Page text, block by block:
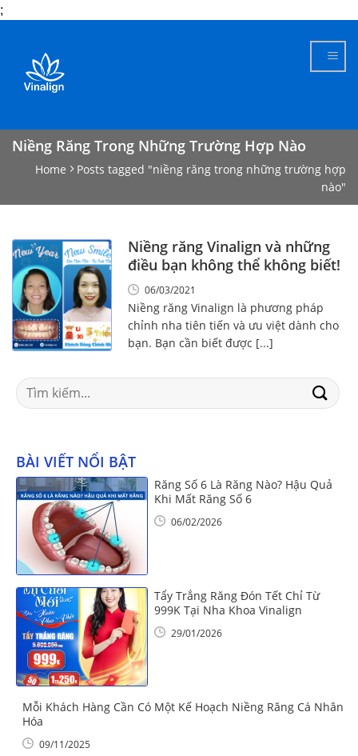
;
content
Niềng Răng Trong Những Trường Hợp Nào
Home Posts tagged "niềng răng trong những trường hợp
nào"
Niềng răng Vinalign và những
điều bạn không thể không biết!
06/03/2021
Niềng răng Vinalign là phương pháp
chỉnh nha tiên tiến và ưu việt dành cho
bạn. Bạn cần biết được [...]
Search
for:
BÀI VIẾT NỔI BẬT
Răng Số 6 Là Răng Nào? Hậu Quả
Khi Mất Răng Số 6
06/02/2026
Tẩy Trắng Răng Đón Tết Chỉ Từ
999K Tại Nha Khoa Vinalign
29/01/2026
Mỗi Khách Hàng Cần Có Một Kế Hoạch Niềng Răng Cá Nhân
Hóa
09/11/2025